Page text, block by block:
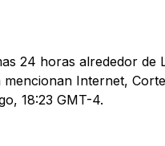
24 horas alrededor de
Internet,
18:23 GMT-4.